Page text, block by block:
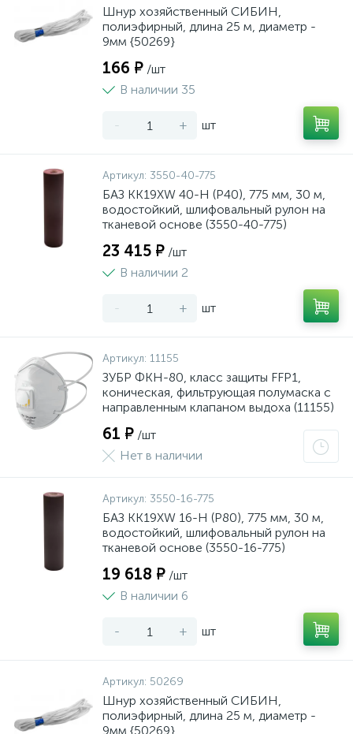
Шнур хозяйственный СИБИН,
полиэфирный, длина 25 м, диаметр -
9мм {50269}
166 ₽ /шт
В наличии 35
- + шт
Артикул: 3550-40-775
БАЗ KK19XW 40-H (Р40), 775 мм, 30 м,
водостойкий, шлифовальный рулон на
тканевой основе (3550-40-775)
23 415 ₽ /шт
В наличии 2
- + шт
Артикул: 11155
ЗУБР ФКН-80, класс защиты FFP1,
коническая, фильтрующая полумаска с
направленным клапаном выдоха (11155)
61 ₽ /шт
Нет в наличии
Артикул: 3550-16-775
БАЗ KK19XW 16-H (Р80), 775 мм, 30 м,
водостойкий, шлифовальный рулон на
тканевой основе (3550-16-775)
19 618 ₽ /шт
В наличии 6
- + шт
Артикул: 50269
Шнур хозяйственный СИБИН,
полиэфирный, длина 25 м, диаметр -
9мм {50269}